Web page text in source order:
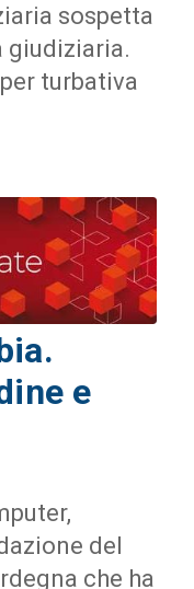
sospetta
giudiziaria.
turbativa
e
del
che ha